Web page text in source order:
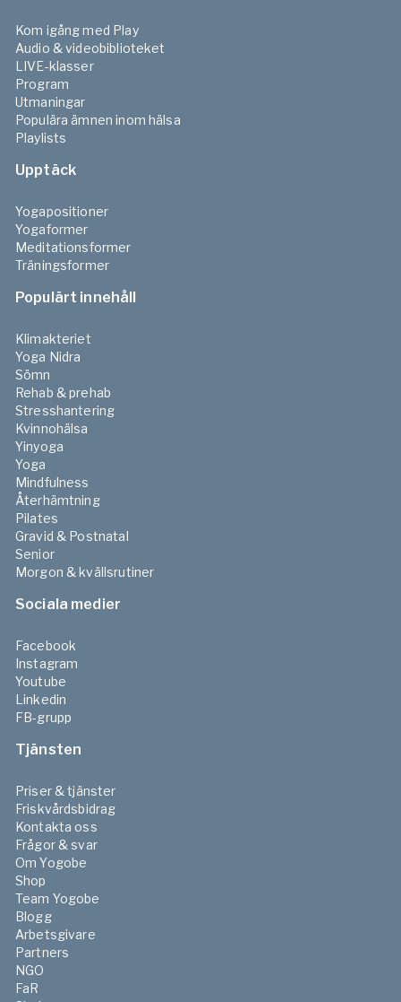
Kom igång med Play
Audio & videobiblioteket
LIVE-klasser
Program
Utmaningar
Populära ämnen inom hälsa
Playlists
Upptäck
Yogapositioner
Yogaformer
Meditationsformer
Träningsformer
Populärt innehåll
Klimakteriet
Yoga Nidra
Sömn
Rehab & prehab
Stresshantering
Kvinnohälsa
Yinyoga
Yoga
Mindfulness
Återhämtning
Pilates
Gravid & Postnatal
Senior
Morgon & kvällsrutiner
Sociala medier
Facebook
Instagram
Youtube
Linkedin
FB-grupp
Tjänsten
Priser & tjänster
Friskvårdsbidrag
Kontakta oss
Frågor & svar
Om Yogobe
Shop
Team Yogobe
Blogg
Arbetsgivare
Partners
NGO
FaR